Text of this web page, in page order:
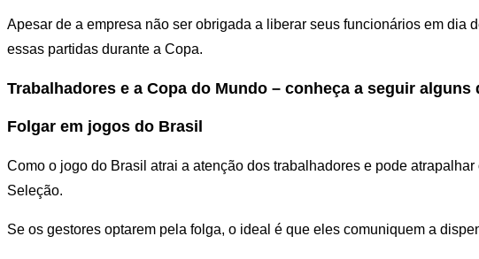
Apesar de a empresa não ser obrigada a liberar seus funcionários em
essas partidas durante a Copa.
Trabalhadores e a Copa do Mundo – conheça a seguir
Folgar em jogos do Brasil
Como o jogo do Brasil atrai a atenção dos trabalhadores e pode
Seleção.
Se os gestores optarem pela folga, o ideal é que eles comuniquem a